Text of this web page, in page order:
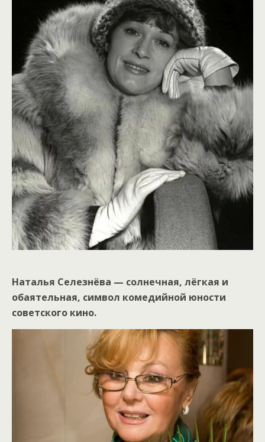
Наталья Селезнёва — солнечная, лёгкая и
обаятельная, символ комедийной юности
советского кино.